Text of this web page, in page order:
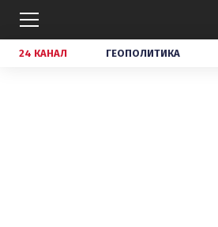
24 КАНАЛ ГЕОПОЛИТИКА